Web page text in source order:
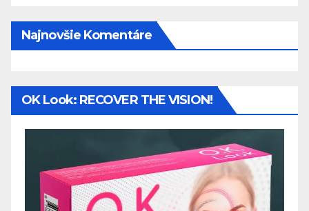
Najnovšie Komentáre
OK Look: RECOVER THE VISION!